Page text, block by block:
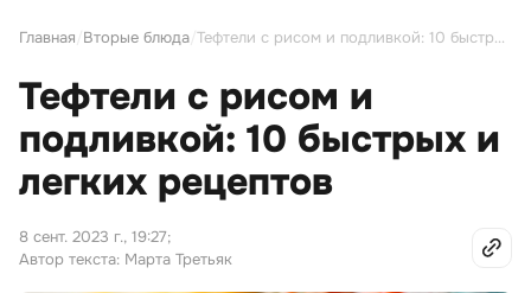
Главная Вторые блюда Тефтели с рисом и подливкой: 10 быстрых и легких рецептов
Тефтели с рисом и
подливкой: 10 быстрых и
легких рецептов
8 сент. 2023 г., 19:27;
Автор текста: Марта Третьяк